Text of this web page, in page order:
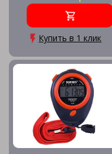
Купить в 1 клик